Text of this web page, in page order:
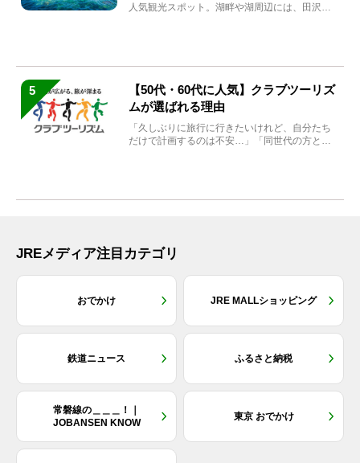
人気観光スポット。湖畔や湖周辺には、田沢湖
5
【50代・60代に人気】クラブツーリズ
ムが選ばれる理由
「久しぶりに旅行に行きたいけれど、自分たち
だけで計画するのは不安…」「同世代の方と気
JREメディア注目カテゴリ
おでかけ JRE MALLショッピング
鉄道ニュース ふるさと納税
常磐線の＿＿＿！｜
JOBANSEN KNOW
東京 おでかけ